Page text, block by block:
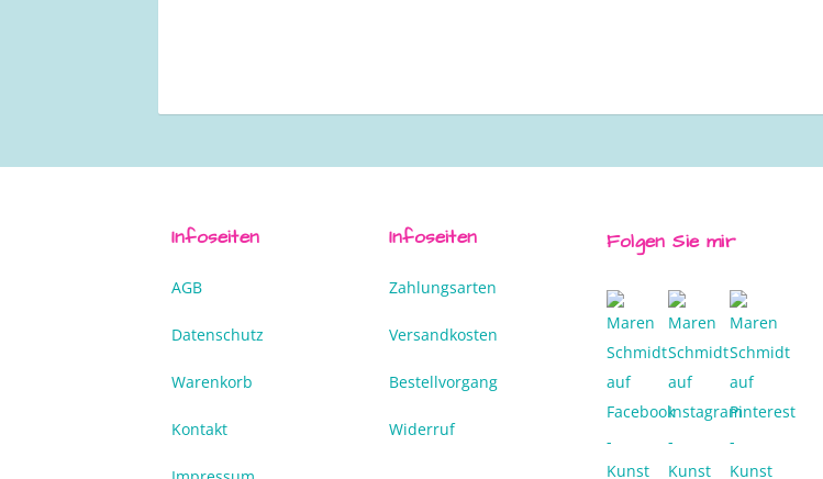
Infoseiten
AGB
Datenschutz
Warenkorb
Kontakt
Infoseiten
Zahlungsarten
Versandkosten
Bestellvorgang
Widerruf
Folgen Sie mir